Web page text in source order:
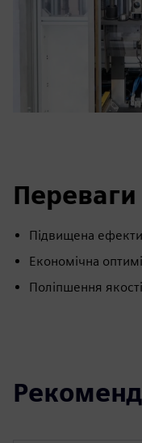
Переваги
Підвищена
Економічна
Поліпшення